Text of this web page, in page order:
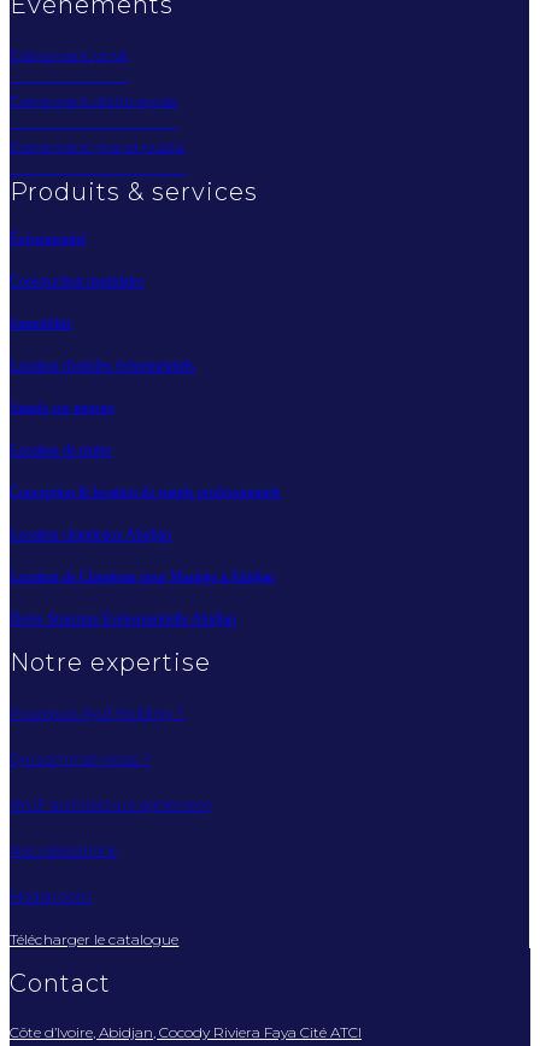
Évènement privé
Évènement d'entreprise
Évènement grand public
Produits & services
Évènementiel
Construction modulaire
Immobilier
Location d'articles évènementiels
Stands sur mesure
Location de tentes
Conception & location de stands professionnels
Location chapiteaux Abidjan
Location de Chapiteau pour Mariage à Abidjan
Devis Structure Événementielle Abidjan
Notre expertise
Pourquoi Ayuf Holding ?
Qui sommes-nous ?
AYUF architecture éphémère
Nos réalisations
Mediaroom
Télécharger le catalogue
Contact
Côte d’Ivoire, Abidjan, Cocody Riviera Faya Cité ATCI